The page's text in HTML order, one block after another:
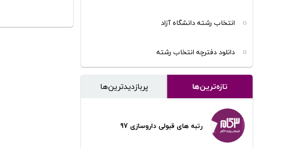
انتخاب رشته دانشگاه آزاد
دانلود دفترچه انتخاب رشته
تازه‌ترین‌ها پر‌بازدیدترین‌ها
رتبه های قبولی داروسازی 97